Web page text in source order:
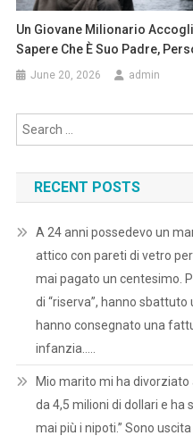
Un Giovane Milionario
Sapere Che È Suo Padre,
June 20, 2026 admin
RECENT POSTS
A 24 anni possedevo un
attico con pareti di vetro
mai pagato un centesimo.
di “riserva”, hanno
hanno consegnato una
infanzia…..
Mio marito mi ha divorziato
da 4,5 milioni di dollari e ha
mai più i nipoti.” Sono